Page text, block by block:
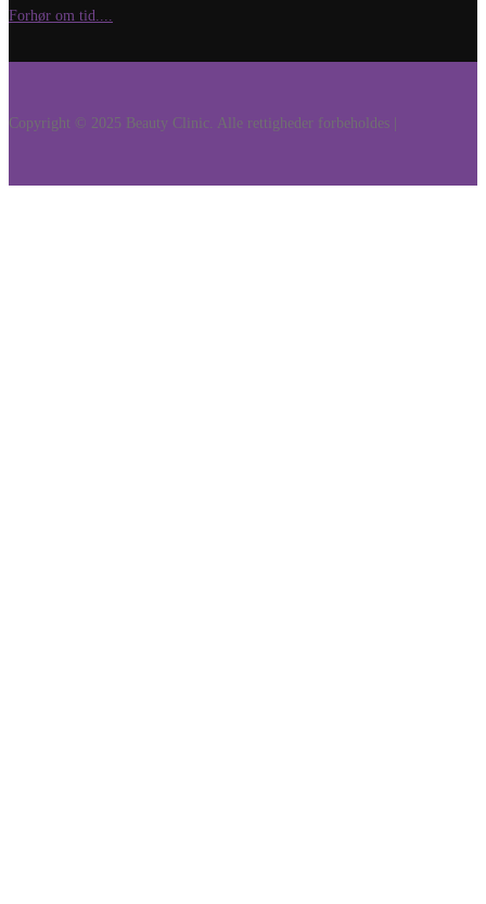
Forhør om tid....
Copyright © 2025 Beauty Clinic. Alle rettigheder forbeholdes |